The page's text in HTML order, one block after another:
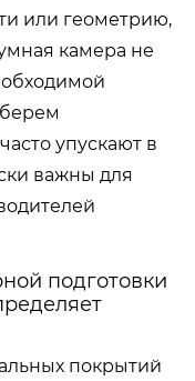
или геометрию,
камера не
упускают в
важны для
подготовки
покрытий